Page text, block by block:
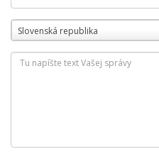
Slovenská republika